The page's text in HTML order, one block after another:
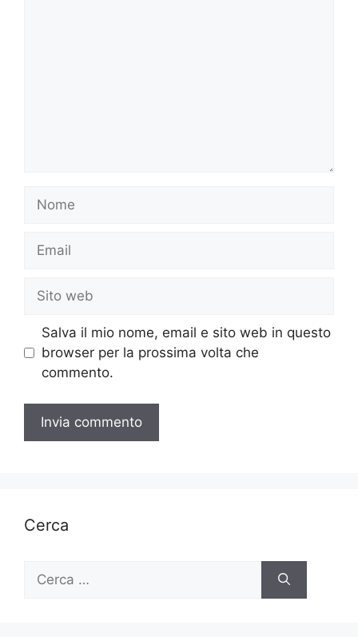
Nome
Email
Sito
web
Salva il mio nome, email e sito web in questo
browser per la prossima volta che
commento.
Cerca
per: